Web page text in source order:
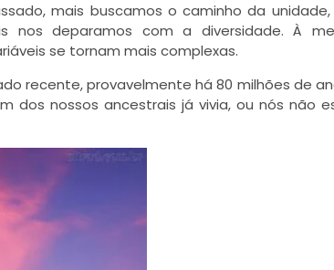
mais buscamos o caminho da
nos deparamos com a diversidade. À
se tornam mais complexas.
recente, provavelmente há 80 milhões de
dos nossos ancestrais já vivia, ou nós não